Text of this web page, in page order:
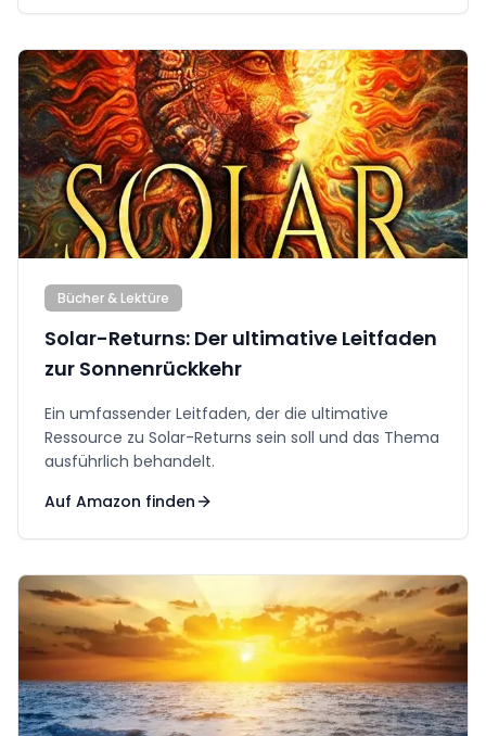
Bücher & Lektüre
Solar-Returns: Der ultimative Leitfaden
zur Sonnenrückkehr
Ein umfassender Leitfaden, der die ultimative
Ressource zu Solar-Returns sein soll und das Thema
ausführlich behandelt.
Auf Amazon finden